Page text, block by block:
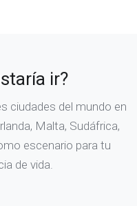
ir?
ciudades del mundo en
Malta, Sudáfrica,
escenario para tu
de vida.